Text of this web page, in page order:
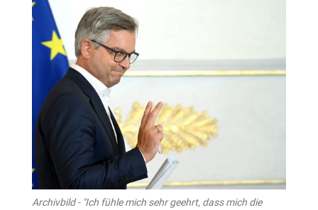
Archivbild - "Ich fühle mich sehr geehrt, dass mich die